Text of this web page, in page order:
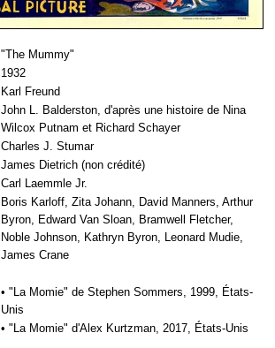
"The Mummy"
1932
Karl Freund
John L. Balderston, d'après une histoire de Nina
Wilcox Putnam et Richard Schayer
Charles J. Stumar
James Dietrich (non crédité)
Carl Laemmle Jr.
Boris Karloff, Zita Johann, David Manners, Arthur
Byron, Edward Van Sloan, Bramwell Fletcher,
Noble Johnson, Kathryn Byron, Leonard Mudie,
James Crane
• "La Momie" de Stephen Sommers, 1999, États-
Unis
• "La Momie" d'Alex Kurtzman, 2017, États-Unis